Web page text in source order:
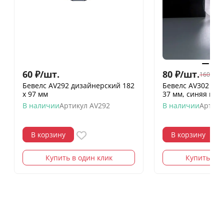
60 ₽/шт.
Бевелс AV292 дизайнерский 182
х 97 мм
В наличииАртикул AV292
В корзину
Купить в один клик
80 ₽/шт.160
Бевелс AV302
37 мм, синяя
В наличии
В корзину
Купить в